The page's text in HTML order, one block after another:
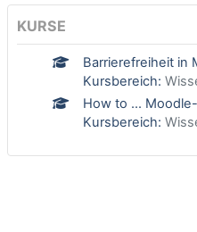
KURSE
Barrierefreiheit in
Kursbereich:
How to ...
Kursbereich: